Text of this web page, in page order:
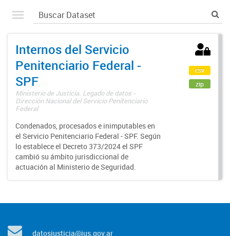
Internos del Servicio
Penitenciario Federal -
SPF
Ministerio de Justicia. Legado de datos -
Dirección Nacional del Servicio Penitenciario
Federal
Condenados, procesados e inimputables en
el Servicio Penitenciario Federal - SPF. Según
lo establece el Decreto 373/2024 el SPF
cambió su ámbito jurisdiccional de
actuación al Ministerio de Seguridad.
csv
zip
datosjusticia@jus.gov.ar